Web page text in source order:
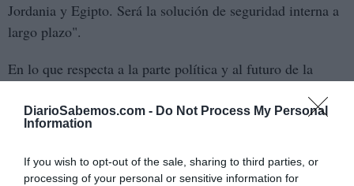
DiarioSabemos.com - Do Not Process My Personal
Information
If you wish to opt-out of the sale, sharing to third parties, or
processing of your personal or sensitive information for
Jordania y Egipto. Será la solución de seguridad interna a
largo plazo".
En lo que respecta a la parte política y al futuro de la
bajo una administración transitoria encabezada por un
comité palestino tecnocrático y apolítico, con supervisión
de un nuevo organismo internacional, la "Junta de la Paz",
presidida por Donald Trump". Para la Autoridad Nacional